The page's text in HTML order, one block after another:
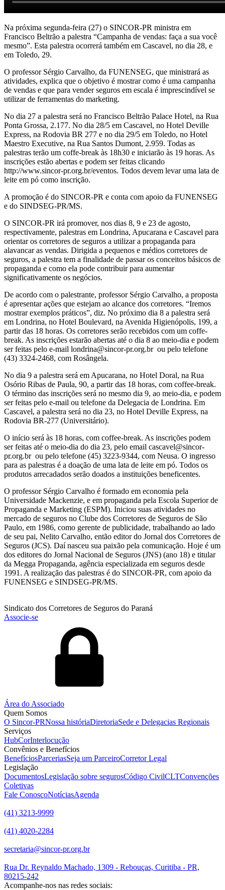
Na próxima segunda-feira (27) o SINCOR-PR ministra em
Francisco Beltrão a palestra “Campanha de vendas: faça a sua você
mesmo”. Esta palestra ocorrerá também em Cascavel, no dia 28, e
em Toledo, 29.
O professor Sérgio Carvalho, da FUNENSEG, que ministrará as
atividades, explica que o objetivo é mostrar como é uma campanha
de vendas e que para vender seguros em escala é imprescindível se
utilizar de ferramentas do marketing.
No dia 27 a palestra será no Francisco Beltrão Palace Hotel, na Rua
Ponta Grossa, 2.177. No dia 28/5 em Cascavel, no Hotel Deville
Express, na Rodovia BR 277 e no dia 29/5 em Toledo, no Hotel
Maestro Executive, na Rua Santos Dumont, 2.959. Todas as
palestras terão um coffe-break às 18h30 e iniciarão às 19 horas. As
inscrições estão abertas e podem ser feitas clicando
http://www.sincor-pr.org.br/eventos. Todos devem levar uma lata de
leite em pó como inscrição.
A promoção é do SINCOR-PR e conta com apoio da FUNENSEG
e do SINDSEG-PR/MS.
O SINCOR-PR irá promover, nos dias 8, 9 e 23 de agosto,
respectivamente, palestras em Londrina, Apucarana e Cascavel para
orientar os corretores de seguros a utilizar a propaganda para
alavancar as vendas. Dirigida a pequenos e médios corretores de
seguros, a palestra tem a finalidade de passar os conceitos básicos de
propaganda e como ela pode contribuir para aumentar
significativamente os negócios.
De acordo com o palestrante, professor Sérgio Carvalho, a proposta
é apresentar ações que estejam ao alcance dos corretores. “Iremos
mostrar exemplos práticos”, diz. No próximo dia 8 a palestra será
em Londrina, no Hotel Boulevard, na Avenida Higienópolis, 199, a
partir das 18 horas. Os corretores serão recebidos com um coffe-
break. As inscrições estarão abertas até o dia 8 ao meio-dia e podem
ser feitas pelo e-mail londrina@sincor-pr.org.br ou pelo telefone
(43) 3324-2468, com Rosângela.
No dia 9 a palestra será em Apucarana, no Hotel Doral, na Rua
Osório Ribas de Paula, 90, a partir das 18 horas, com coffee-break.
O término das inscrições será no mesmo dia 9, ao meio-dia, e podem
ser feitas pelo e-mail ou telefone da Delegacia de Londrina. Em
Cascavel, a palestra será no dia 23, no Hotel Deville Express, na
Rodovia BR-277 (Universitário).
O início será às 18 horas, com coffee-break. As inscrições podem
ser feitas até o meio-dia do dia 23, pelo email cascavel@sincor-
pr.org.br ou pelo telefone (45) 3223-9344, com Neusa. O ingresso
para as palestras é a doação de uma lata de leite em pó. Todos os
produtos arrecadados serão doados a instituições beneficentes.
O professor Sérgio Carvalho é formado em economia pela
Universidade Mackenzie, e em propaganda pela Escola Superior de
Propaganda e Marketing (ESPM). Iniciou suas atividades no
mercado de seguros no Clube dos Corretores de Seguros de São
Paulo, em 1986, como gerente de publicidade, trabalhando ao lado
de seu pai, Nelito Carvalho, então editor do Jornal dos Corretores de
Seguros (JCS). Daí nasceu sua paixão pela comunicação. Hoje é um
dos editores do Jornal Nacional de Seguros (JNS) (ano 18) e titular
da Megga Propaganda, agência especializada em seguros desde
1991. A realização das palestras é do SINCOR-PR, com apoio da
FUNENSEG e SINDSEG-PR/MS.
Sindicato dos Corretores de Seguros do Paraná
Associe-se
Área do Associado
Quem Somos
O Sincor-PRNossa históriaDiretoriaSede e Delegacias Regionais
Serviços
HubCorInterlocução
Convênios e Benefícios
BenefíciosParceriasSeja um ParceiroCorretor Legal
Legislação
DocumentosLegislação sobre segurosCódigo CivilCLTConvenções
Coletivas
Fale ConoscoNotíciasAgenda
(41) 3213-9999
(41) 4020-2284
secretaria@sincor-pr.org.br
Rua Dr. Reynaldo Machado, 1309 - Rebouças, Curitiba - PR,
80215-242
Acompanhe-nos nas redes sociais: